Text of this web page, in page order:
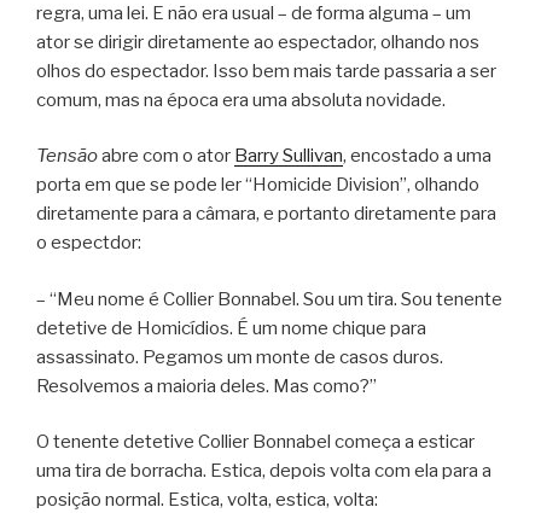
regra, uma lei. E não era usual – de forma alguma – um
ator se dirigir diretamente ao espectador, olhando nos
olhos do espectador. Isso bem mais tarde passaria a ser
comum, mas na época era uma absoluta novidade.
Tensãoabre com o ator Barry Sullivan, encostado a uma
porta em que se pode ler “Homicide Division”, olhando
diretamente para a câmara, e portanto diretamente para
o espectdor:
– “Meu nome é Collier Bonnabel. Sou um tira. Sou tenente
detetive de Homicídios. É um nome chique para
assassinato. Pegamos um monte de casos duros.
Resolvemos a maioria deles. Mas como?”
O tenente detetive Collier Bonnabel começa a esticar
uma tira de borracha. Estica, depois volta com ela para a
posição normal. Estica, volta, estica, volta: